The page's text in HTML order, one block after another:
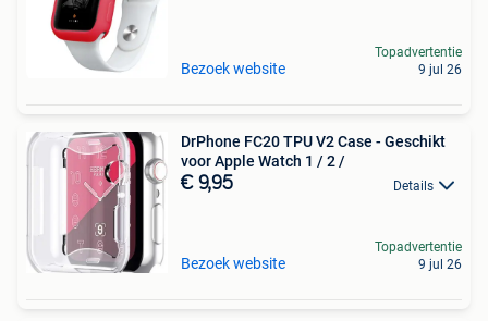
Bezoek website
Topadvertentie
9 jul 26
DrPhone FC20 TPU V2 Case - Geschikt
voor Apple Watch 1 / 2 /
€ 9,95 Details
Bezoek website
Topadvertentie
9 jul 26